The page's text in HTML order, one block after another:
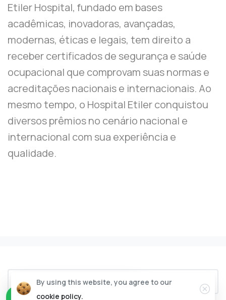
Etiler Hospital, fundado em bases
acadêmicas, inovadoras, avançadas,
modernas, éticas e legais, tem direito a
receber certificados de segurança e saúde
ocupacional que comprovam suas normas e
acreditações nacionais e internacionais. Ao
mesmo tempo, o Hospital Etiler conquistou
diversos prêmios no cenário nacional e
internacional com sua experiência e
qualidade.
Contact
By using this website, you agree to our
cookie policy.
Close